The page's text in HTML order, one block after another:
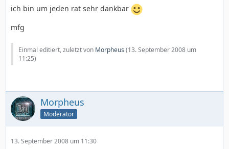
ich bin um jeden rat sehr dankbar
mfg
Einmal editiert, zuletzt von Morpheus (13. September 2008 um
11:25)
Morpheus
Moderator
13. September 2008 um 11:30